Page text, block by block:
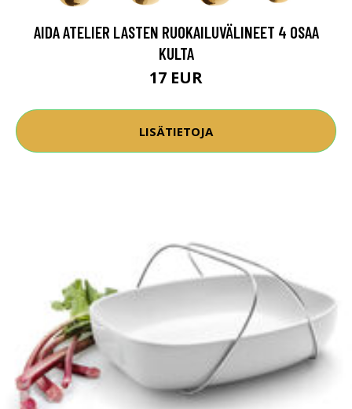
AIDA ATELIER LASTEN RUOKAILUVÄLINEET 4 OSAA
KULTA
17 EUR
LISÄTIETOJA